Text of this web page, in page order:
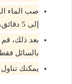
إلى 5 دقائق، حسب رغبتك.
بعد ذلك، قم
بالسائل
يمكنك